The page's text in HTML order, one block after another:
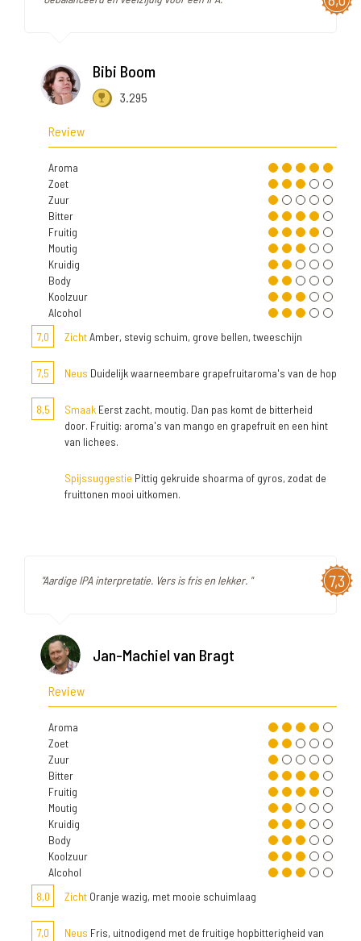
Bibi Boom
3.295
Review
Aroma
Zoet
Zuur
Bitter
Fruitig
Moutig
Kruidig
Body
Koolzuur
Alcohol
7,0
ZichtAmber, stevig schuim, grove bellen, tweeschijn
7,5 Neus Duidelijk waarneembare grapefruitaroma's van de hop
8,5 Smaak Eerst zacht, moutig. Dan pas komt de bitterheid
door. Fruitig: aroma's van mango en grapefruit en een hint
van lichees.
Spijssuggestie Pittig gekruide shoarma of gyros, zodat de
fruittonen mooi uitkomen.
7,3
"Aardige IPA interpretatie. Vers is fris en lekker. "
Jan-Machiel van Bragt
Review
Aroma
Zoet
Zuur
Bitter
Fruitig
Moutig
Kruidig
Body
Koolzuur
Alcohol
8,0
Zicht Oranje wazig, met mooie schuimlaag
7,0 Neus Fris, uitnodigend met de fruitige hopbitterigheid van